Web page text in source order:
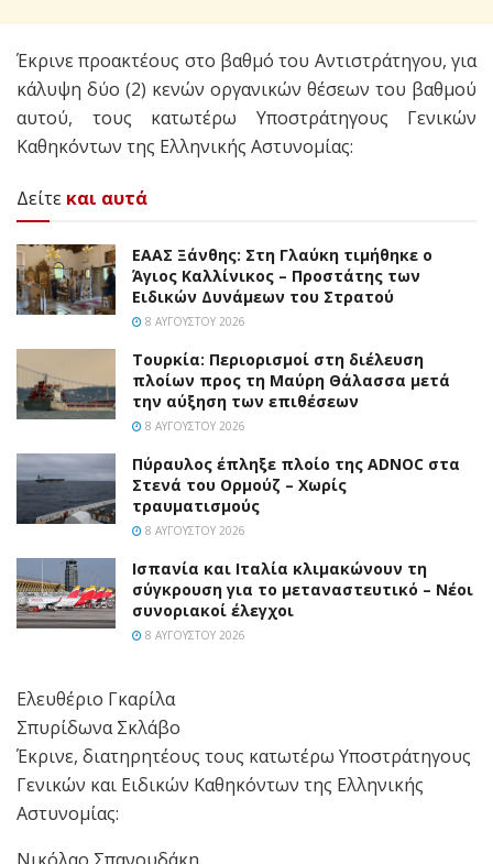
Έκρινε προακτέους στο βαθμό του Αντιστράτηγου, για
κάλυψη δύο (2) κενών οργανικών θέσεων του βαθμού
αυτού, τους κατωτέρω Υποστράτηγους Γενικών
Καθηκόντων της Ελληνικής Αστυνομίας:
Δείτε και αυτά
EAAΣ Ξάνθης: Στη Γλαύκη τιμήθηκε ο
Άγιος Καλλίνικος – Προστάτης των
Ειδικών Δυνάμεων του Στρατού
8 ΑΥΓΟΎΣΤΟΥ 2026
Τουρκία: Περιορισμοί στη διέλευση
πλοίων προς τη Μαύρη Θάλασσα μετά
την αύξηση των επιθέσεων
8 ΑΥΓΟΎΣΤΟΥ 2026
Πύραυλος έπληξε πλοίο της ADNOC στα
Στενά του Ορμούζ – Χωρίς
τραυματισμούς
8 ΑΥΓΟΎΣΤΟΥ 2026
Ισπανία και Ιταλία κλιμακώνουν τη
σύγκρουση για το μεταναστευτικό – Νέοι
συνοριακοί έλεγχοι
8 ΑΥΓΟΎΣΤΟΥ 2026
Ελευθέριο Γκαρίλα
Σπυρίδωνα Σκλάβο
Έκρινε, διατηρητέους τους κατωτέρω Υποστράτηγους
Γενικών και Ειδικών Καθηκόντων της Ελληνικής
Αστυνομίας: